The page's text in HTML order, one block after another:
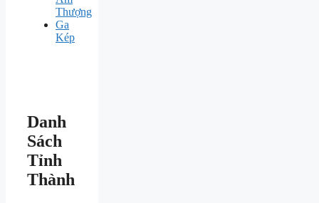
Thượng
Ga
Kép
Danh
Sách
Tỉnh
Thành